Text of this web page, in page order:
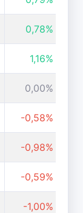
0,78%
1,16%
0,00%
-0,58%
-0,98%
-0,59%
-1,00%